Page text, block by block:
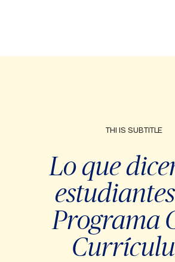
THI IS SUBTITLE
Lo que
Programa